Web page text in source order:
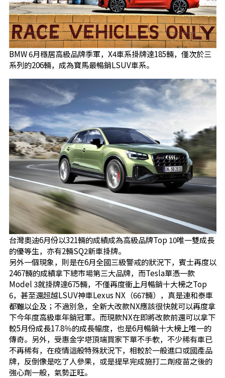
BMW 6月穩居高級品牌季軍，X4車系掛牌達185輛，僅次於三
系列的206輛，成為寶馬最暢銷LSUV車系。
台灣奧迪6月份以321輛的成績成為高級品牌Top 10唯一雙成長
的優等生，亦有2輛SQ2新車掛牌。
另外一個現象，則是在6月全國三級警戒的狀況下，賓士再度以
2467輛的成績拿下總市場第三大品牌，而Tesla單憑一款
Model 3就掛牌達675輛，不僅再度衝上月暢銷十大榜之Top
6，甚至還超越LSUV神車Lexus NX（667輛），真是連和泰車
都難以企及；不過別急，全新大改款NX應該很快就可以再度拿
下今年度高級車年銷冠軍。而現款NX在即將改款前還可以拿下
較5月份成長17.8％的成長幅度，也是6月暢銷十大榜上唯一的
傳奇。另外，受惠金字塔頂端買家下單不手軟，不少稀有車已
不再稀有，在疫情這般特殊狀況下，相較於一般進口或國產品
牌，反倒像是吃了人參果，或是提早完成施打二劑疫苗之後的
強心劑一般，氣勢正旺。